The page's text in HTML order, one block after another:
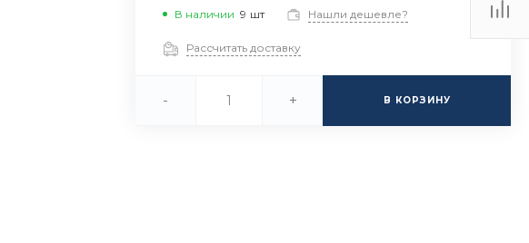
В наличии 9 шт Нашли дешевле?
Рассчитать доставку
- + В КОРЗИНУ